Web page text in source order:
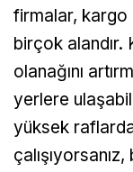
firmalar, kargo
birçok alandır.
olanağını
yerlere
yüksek